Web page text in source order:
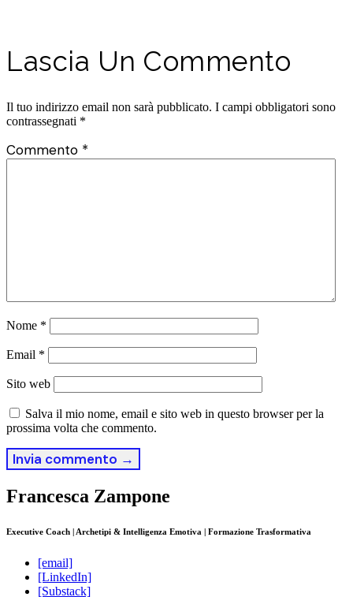
Lascia Un Commento
Il tuo indirizzo email non sarà pubblicato. I campi obbligatori sono
contrassegnati *
Commento *
Nome *
Email *
Sito web
Salva il mio nome, email e sito web in questo browser per la
prossima volta che commento.
Francesca Zampone
Executive Coach | Archetipi & Intelligenza Emotiva | Formazione Trasformativa
[email]
[LinkedIn]
[Substack]